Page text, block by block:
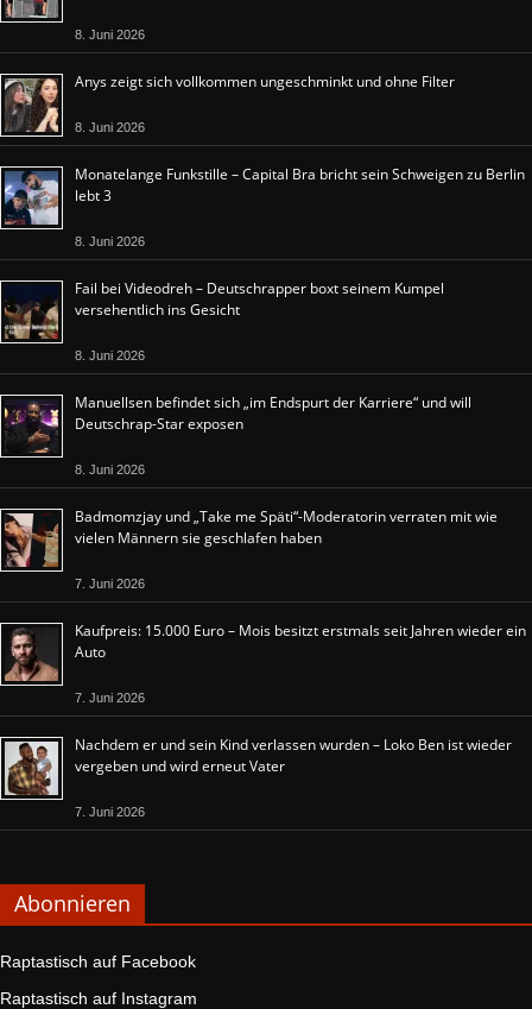
8. Juni 2026
Anys zeigt sich vollkommen ungeschminkt und ohne Filter
8. Juni 2026
Monatelange Funkstille – Capital Bra bricht sein Schweigen zu Berlin
lebt 3
8. Juni 2026
Fail bei Videodreh – Deutschrapper boxt seinem Kumpel
versehentlich ins Gesicht
8. Juni 2026
Manuellsen befindet sich „im Endspurt der Karriere“ und will
Deutschrap-Star exposen
8. Juni 2026
Badmomzjay und „Take me Späti“-Moderatorin verraten mit wie
vielen Männern sie geschlafen haben
7. Juni 2026
Kaufpreis: 15.000 Euro – Mois besitzt erstmals seit Jahren wieder ein
Auto
7. Juni 2026
Nachdem er und sein Kind verlassen wurden – Loko Ben ist wieder
vergeben und wird erneut Vater
7. Juni 2026
Abonnieren
Raptastisch auf Facebook
Raptastisch auf Instagram